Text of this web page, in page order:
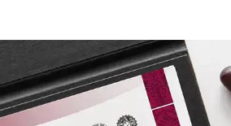
9.Estratégias Financeiras para a Alta
Competitividade